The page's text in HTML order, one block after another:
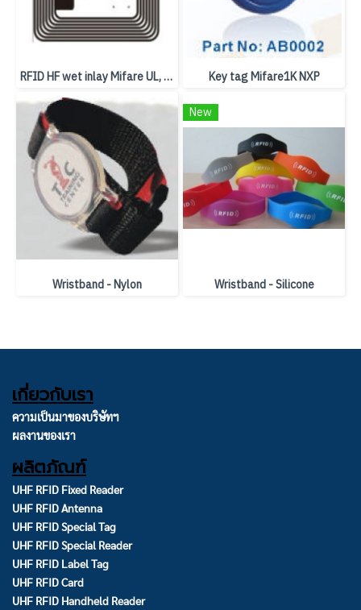
RFID HF wet inlay Mifare UL, 45*45mm Key tag Mifare1K NXP
Wristband - Nylon
New
Wristband - Silicone
เกี่ยวกับเรา
ความเป็นมาของบริษัทฯ
ผลงานของเรา
ผลิตภัณฑ์
UHF RFID Fixed Reader
UHF RFID Antenna
UHF RFID Special Tag
UHF RFID Special Reader
UHF RFID Label Tag
UHF RFID Card
UHF RFID Handheld Reader